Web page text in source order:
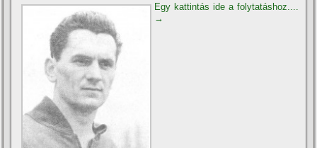
Egy kattintás ide a folytatáshoz....
→